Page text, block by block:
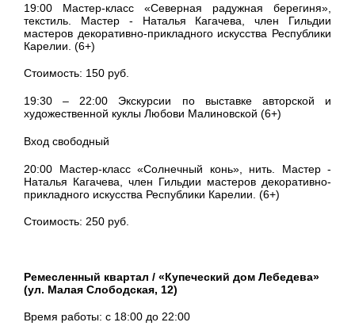
19:00 Мастер-класс «Северная радужная берегиня»,
текстиль. Мастер - Наталья Кагачева, член Гильдии
мастеров декоративно-прикладного искусства Республики
Карелии. (6+)
Стоимость: 150 руб.
19:30 – 22:00 Экскурсии по выставке авторской и
художественной куклы Любови Малиновской (6+)
Вход свободный
20:00 Мастер-класс «Солнечный конь», нить. Мастер -
Наталья Кагачева, член Гильдии мастеров декоративно-
прикладного искусства Республики Карелии. (6+)
Стоимость: 250 руб.
Ремесленный квартал / «Купеческий дом Лебедева»
(ул. Малая Слободская, 12)
Время работы: с 18:00 до 22:00